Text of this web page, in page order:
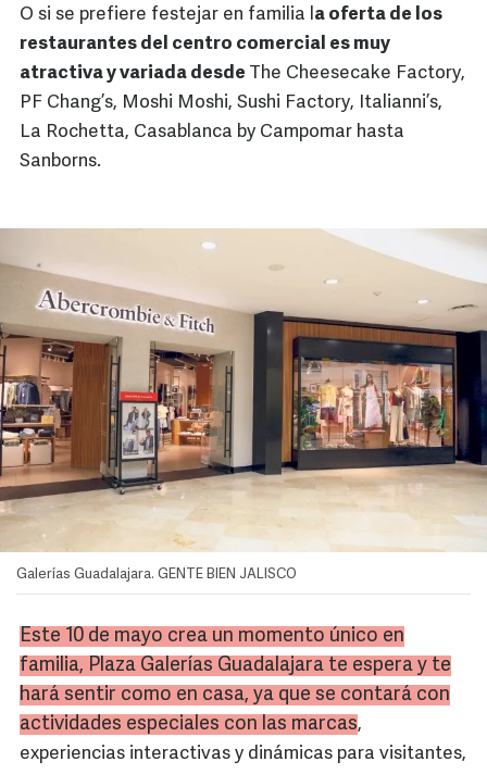
O si se prefiere festejar en familia l a oferta de los
restaurantes del centro comercial es muy
atractiva y variada desde The Cheesecake Factory,
PF Chang’s, Moshi Moshi, Sushi Factory, Italianni’s,
La Rochetta, Casablanca by Campomar hasta
Sanborns.
Galerías Guadalajara. GENTE BIEN JALISCO
Este 10 de mayo crea un momento único en
familia, Plaza Galerías Guadalajara te espera y te
hará sentir como en casa, ya que se contará con
actividades especiales con las marcas,
experiencias interactivas y dinámicas para visitantes,